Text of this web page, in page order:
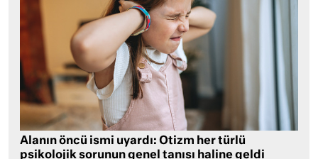
Alanın öncü ismi uyardı: Otizm her türlü
psikolojik sorunun genel tanısı haline geldi